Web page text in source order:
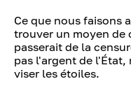
Ce que nous faisons
trouver un moyen de
passerait de la
pas l'argent de l'État,
viser les étoiles.